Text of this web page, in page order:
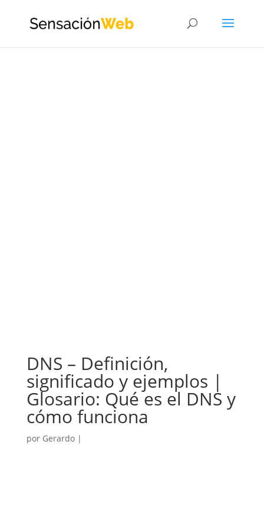
DNS – Definición,
significado y ejemplos |
Glosario: Qué es el DNS y
cómo funciona
por Gerardo|